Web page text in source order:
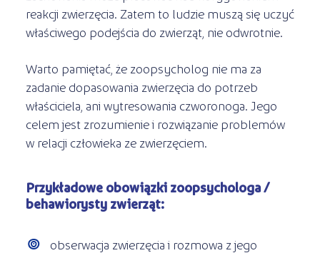
reakcji zwierzęcia. Zatem to ludzie muszą się uczyć
właściwego podejścia do zwierząt, nie odwrotnie.
Warto pamiętać, że zoopsycholog nie ma za
zadanie dopasowania zwierzęcia do potrzeb
właściciela, ani wytresowania czworonoga. Jego
celem jest zrozumienie i rozwiązanie problemów
w relacji człowieka ze zwierzęciem.
Przykładowe obowiązki zoopsychologa /
behawiorysty zwierząt:
obserwacja zwierzęcia i rozmowa z jego